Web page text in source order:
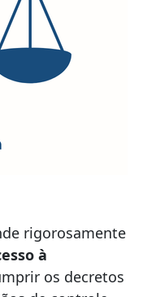
rigorosamente
à
os decretos